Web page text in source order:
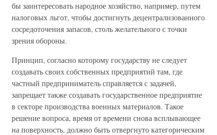
бы заинтересовать народное хозяйство, например, путем
налоговых льгот, чтобы достигнуть децентрализованного
сосредоточения запасов, столь желательного с точки
зрения обороны.
Принцип, согласно которому государству не следует
создавать своих собственных предприятий там, где
частный предприниматель справляется с задачей,
запрещает также создавать государственное предприятие
в секторе производства военных материалов. Такое
решение вопроса, время от времени снова всплывающее
на поверхность, должно быть отвергнуто категорическим